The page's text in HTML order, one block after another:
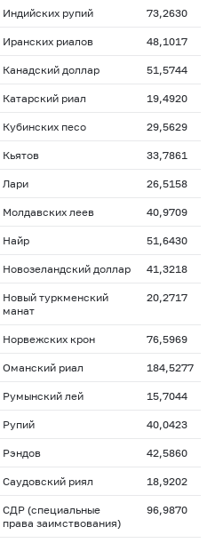
Индийских рупий 73,2630
Иранских риалов 48,1017
Канадский доллар 51,5744
Катарский риал 19,4920
Кубинских песо 29,5629
Кьятов 33,7861
Лари 26,5158
Молдавских леев 40,9709
Найр 51,6430
Новозеландский доллар 41,3218
Новый туркменский
манат
20,2717
Норвежских крон 76,5969
Оманский риал 184,5277
Румынский лей 15,7044
Рупий 40,0423
Рэндов 42,5860
Саудовский риял 18,9202
СДР (специальные
права заимствования)
96,9870